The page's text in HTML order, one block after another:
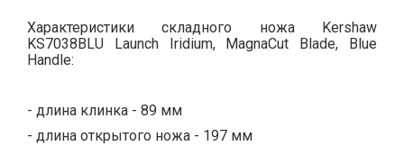
Характеристики складного ножа Kershaw
KS7038BLU Launch Iridium, MagnaCut Blade, Blue
Handle:
- длина клинка - 89 мм
- длина открытого ножа - 197 мм